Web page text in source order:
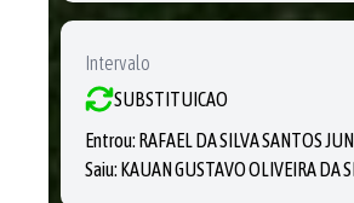
Intervalo
SUBSTITUICAO
Entrou: RAFAEL DA SILVA SANTOS
Saiu: KAUAN GUSTAVO OLIVEIRA DA